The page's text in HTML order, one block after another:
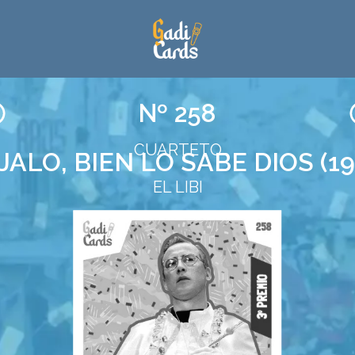
Nº 258
CUARTETO
BIEN LO SABE DIOS
EL LIBI